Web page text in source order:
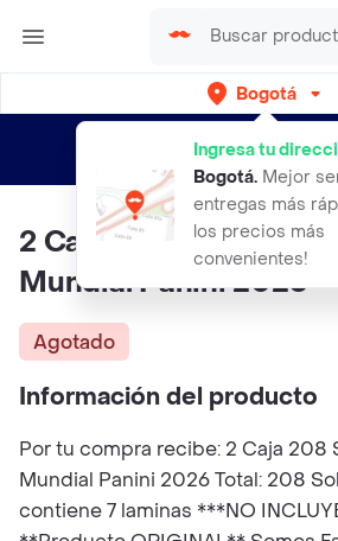
Bogotá
Ingresa tu
Bogotá. Mejor
entregas más
los precios más
convenientes!
envíos gratis por semanas
2 Caja 208 Sobres En
Mundial Panini 2026
Agotado
Información del producto
Por tu compra recibe: 2 Caja 208
Mundial Panini 2026 Total: 208
contiene 7 laminas ***NO